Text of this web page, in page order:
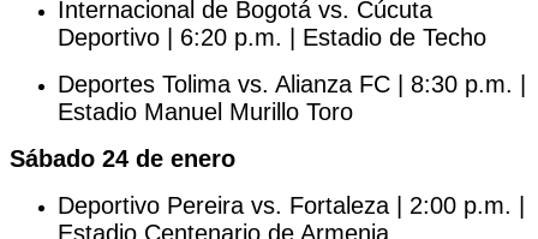
Internacional de Bogotá vs. Cúcuta
Deportivo | 6:20 p.m. | Estadio de Techo
Deportes Tolima vs. Alianza FC | 8:30 p.m. |
Estadio Manuel Murillo Toro
Sábado 24 de enero
Deportivo Pereira vs. Fortaleza | 2:00 p.m. |
Estadio Centenario de Armenia